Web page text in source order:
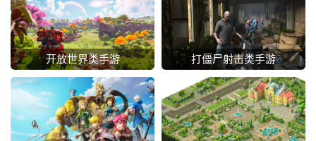
开放世界类手游 打僵尸射击类手游